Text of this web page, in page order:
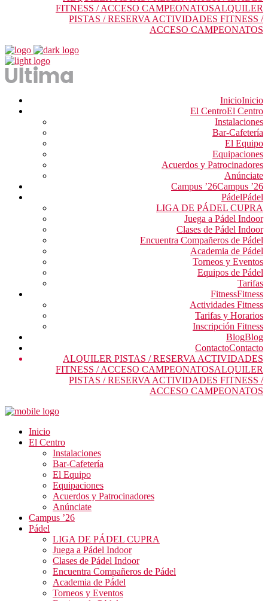
FITNESS / ACCESO CAMPEONATOSALQUILER
PISTAS / RESERVA ACTIVIDADES FITNESS /
ACCESO CAMPEONATOS
InicioInicio
El CentroEl Centro
Instalaciones
Bar-Cafetería
El Equipo
Equipaciones
Acuerdos y Patrocinadores
Anúnciate
Campus ’26Campus ’26
PádelPádel
LIGA DE PÁDEL CUPRA
Juega a Pádel Indoor
Clases de Pádel Indoor
Encuentra Compañeros de Pádel
Academia de Pádel
Torneos y Eventos
Equipos de Pádel
Tarifas
FitnessFitness
Actividades Fitness
Tarifas y Horarios
Inscripción Fitness
BlogBlog
ContactoContacto
ALQUILER PISTAS / RESERVA ACTIVIDADES
FITNESS / ACCESO CAMPEONATOSALQUILER
PISTAS / RESERVA ACTIVIDADES FITNESS /
ACCESO CAMPEONATOS
Inicio
El Centro
Instalaciones
Bar-Cafetería
El Equipo
Equipaciones
Acuerdos y Patrocinadores
Anúnciate
Campus ’26
Pádel
LIGA DE PÁDEL CUPRA
Juega a Pádel Indoor
Clases de Pádel Indoor
Encuentra Compañeros de Pádel
Academia de Pádel
Torneos y Eventos